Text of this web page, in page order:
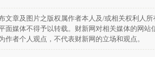
文章及图片之版权属作者本人及/或相关权利人所
面媒体不得予以转载。财新网对相关媒体的网站
作者个人观点，不代表财新网的立场和观点。